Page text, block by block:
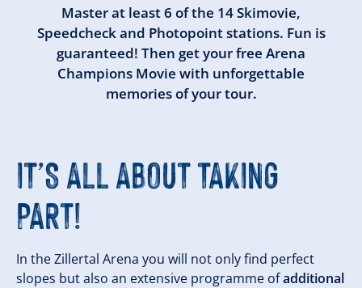
Master at least 6 of the 14 Skimovie,
Speedcheck and Photopoint stations. Fun is
guaranteed! Then get your free Arena
Champions Movie with unforgettable
memories of your tour.
IT’S ALL ABOUT TAKING
PART!
In the Zillertal Arena you will not only find perfect
slopes but also an extensive programme ofadditional